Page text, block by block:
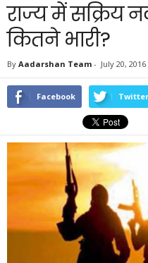
राज्य में सक्रिय
कितने भारी?
By Aadarshan Team - July 20, 2016
Facebook Twitter